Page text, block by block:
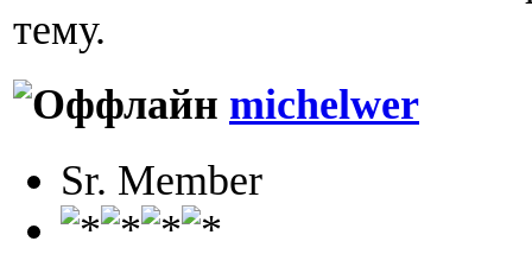
тему.
michelwer
Sr. Member